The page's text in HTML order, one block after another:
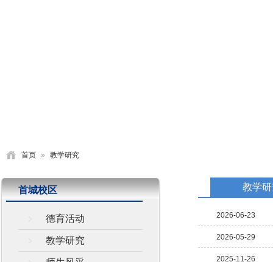
首页 » 教学研究
首城校区
德育活动
教学研究
教学
2026-06-23
2026-05-29
2025-11-26